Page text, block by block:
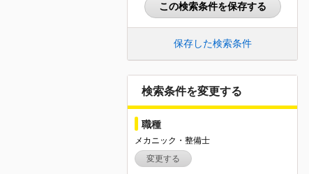
この検索条件を保存する
保存した検索条件
検索条件を変更する
職種
メカニック・整備士
変更する